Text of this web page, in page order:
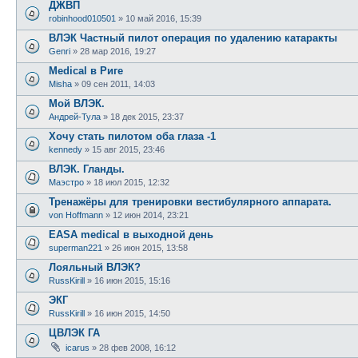
ДЖВП
robinhood010501 » 10 май 2016, 15:39
ВЛЭК Частный пилот операция по удалению катаракты
Genri » 28 мар 2016, 19:27
Medical в Риге
Misha » 09 сен 2011, 14:03
Мой ВЛЭК.
Андрей-Тула » 18 дек 2015, 23:37
Хочу стать пилотом оба глаза -1
kennedy » 15 авг 2015, 23:46
ВЛЭК. Гланды.
Маэстро » 18 июл 2015, 12:32
Тренажёры для тренировки вестибулярного аппарата.
von Hoffmann » 12 июн 2014, 23:21
EASA medical в выходной день
superman221 » 26 июн 2015, 13:58
Лояльный ВЛЭК?
RussKirill » 16 июн 2015, 15:16
ЭКГ
RussKirill » 16 июн 2015, 14:50
ЦВЛЭК ГА
icarus » 28 фев 2008, 16:12